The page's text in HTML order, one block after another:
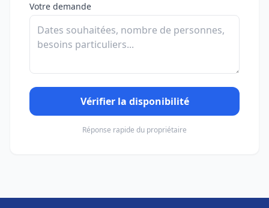
Votre demande
Vérifier la disponibilité
Réponse rapide du propriétaire